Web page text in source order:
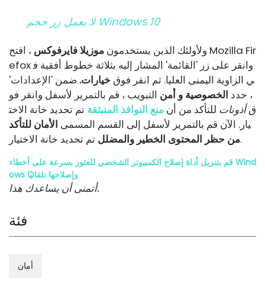
لا يعمل زر حجم Windows 10
ولأولئك الذين يستخدمون موزيلا فايرفوكس ، افتح Mozilla Fir
efox وانقر على زر 'القائمة' المشار إليه بثلاثة خطوط أفقية ف
ي الزاوية اليمنى العليا. ثم انقر فوق خيارات. ضمن 'الإعدادات'
، حدد الخصوصية و أمن التبويب ، قم بالتمرير لأسفل وانقر فو
قأذونات للتأكد من أن منع النوافذ المنبثقة تم تحديد خانة الاخت
يار. الآن قم بالتمرير لأسفل إلى القسم المسمى الأمان للتأكد
من حظر المحتوى الخطير والمضللتم تحديد خانة الاختيار.
قم بتنزيل أداة إصلاح الكمبيوتر الشخصي للعثور بسرعة على أخطاء Wind
ows وإصلاحها تلقائيًا
أتمنى أن يساعدك هذا.
فئة
أمان